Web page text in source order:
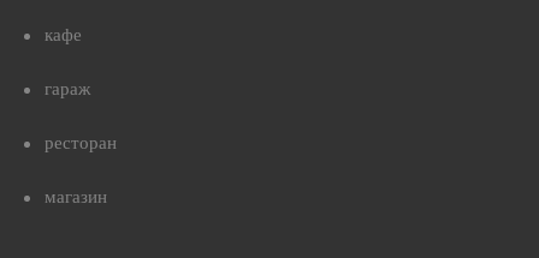
кафе
гараж
ресторан
магазин